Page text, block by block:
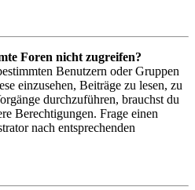
Foren nicht zugreifen?
Benutzern oder Gruppen
einzusehen, Beiträge zu lesen, zu
durchzuführen, brauchst du
Berechtigungen. Frage einen
nach entsprechenden